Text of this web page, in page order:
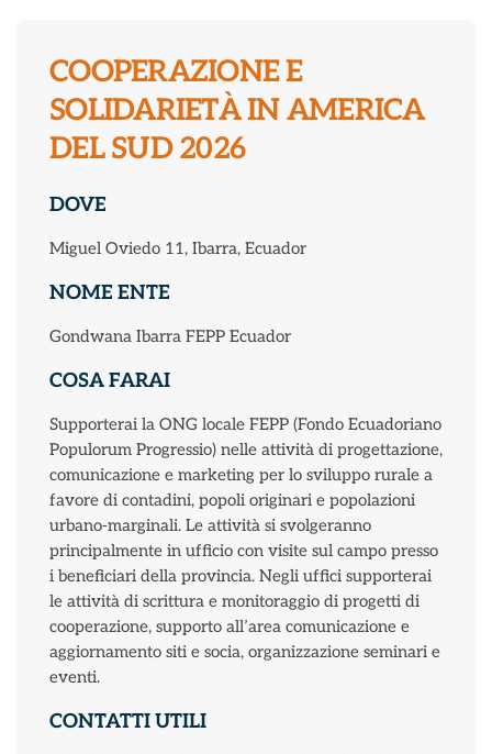
COOPERAZIONE E
SOLIDARIETÀ IN AMERICA
DEL SUD 2026
DOVE
Miguel Oviedo 11, Ibarra, Ecuador
NOME ENTE
Gondwana Ibarra FEPP Ecuador
COSA FARAI
Supporterai la ONG locale FEPP (Fondo Ecuadoriano
Populorum Progressio) nelle attività di progettazione,
comunicazione e marketing per lo sviluppo rurale a
favore di contadini, popoli originari e popolazioni
urbano-marginali. Le attività si svolgeranno
principalmente in ufficio con visite sul campo presso
i beneficiari della provincia. Negli uffici supporterai
le attività di scrittura e monitoraggio di progetti di
cooperazione, supporto all’area comunicazione e
aggiornamento siti e socia, organizzazione seminari e
eventi.
CONTATTI UTILI